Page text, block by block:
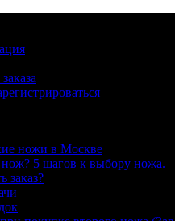
ножи в Москве
5 шагов к выбору ножа.
заказ?